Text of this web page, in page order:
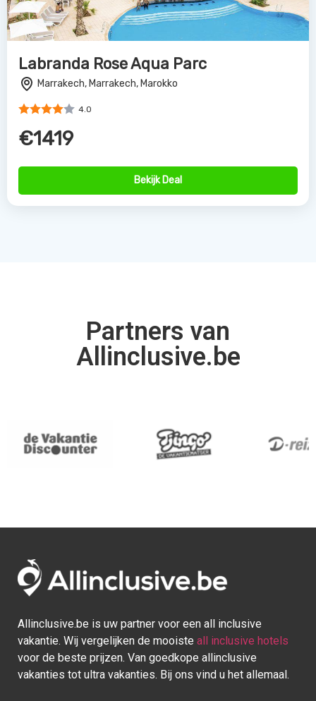
Labranda Rose Aqua Parc
Marrakech, Marrakech, Marokko
4.0
€1419
Bekijk Deal
Partners van
Allinclusive.be
Allinclusive.be is uw partner voor een all inclusive
vakantie. Wij vergelijken de mooiste all inclusive hotels
voor de beste prijzen. Van goedkope allinclusive
vakanties tot ultra vakanties. Bij ons vind u het allemaal.